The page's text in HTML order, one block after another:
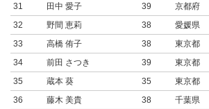
31
田中 愛子 39 京都府
32
野間 恵莉 38 愛媛県
33
高橋 侑子 38 東京都
34
前田 さつき 39 東京都
35
蔵本 葵 35 東京都
36
藤木 美貴 38 千葉県